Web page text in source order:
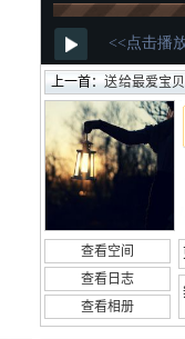
上一首：送给最爱宝贝兰
查看空间
查看日志
查看相册